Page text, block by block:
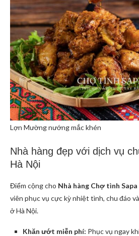
Lợn Mường nướng mắc khén
Nhà hàng đẹp với dịch vụ
Hà Nội
Điểm cộng cho Nhà hàng Chợ tình Sapa
viên phục vụ cực kỳ nhiệt tình, chu đáo
ở Hà Nội.
Khăn ướt miễn phí: Phục vụ ngay